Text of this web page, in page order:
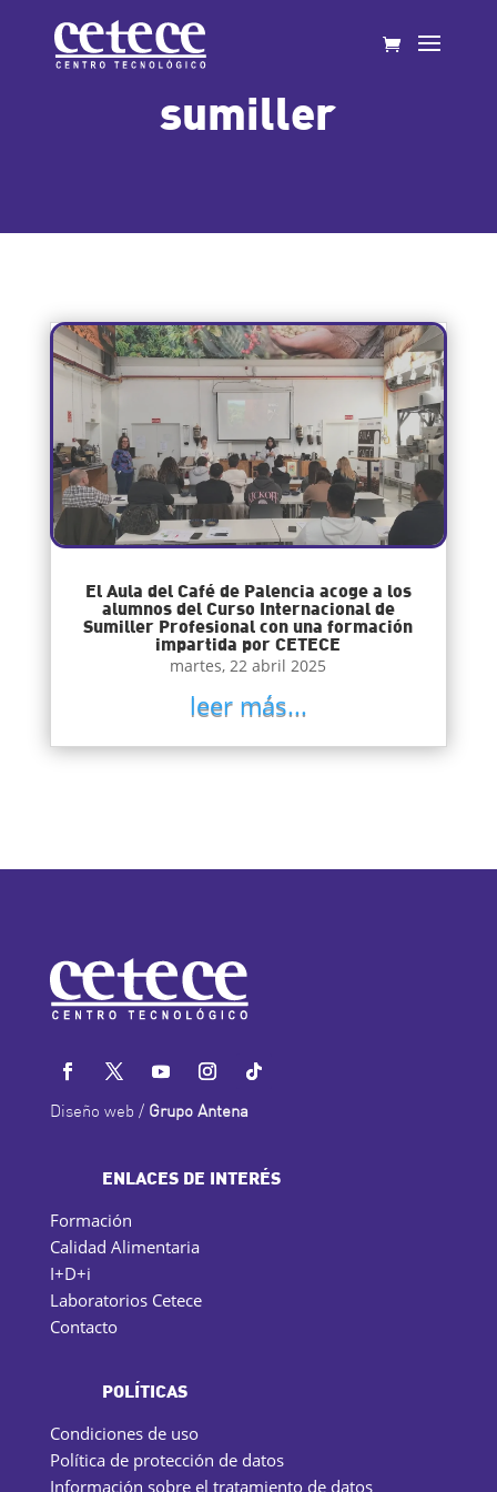
sumiller
El Aula del Café de Palencia acoge a los
alumnos del Curso Internacional de
Sumiller Profesional con una formación
impartida por CETECE
martes, 22 abril 2025
leer más...
Diseño web / Grupo Antena
ENLACES DE INTERÉS
Formación
Calidad Alimentaria
I+D+i
Laboratorios Cetece
Contacto
POLÍTICAS
Condiciones de uso
Política de protección de datos
Información sobre el tratamiento de datos